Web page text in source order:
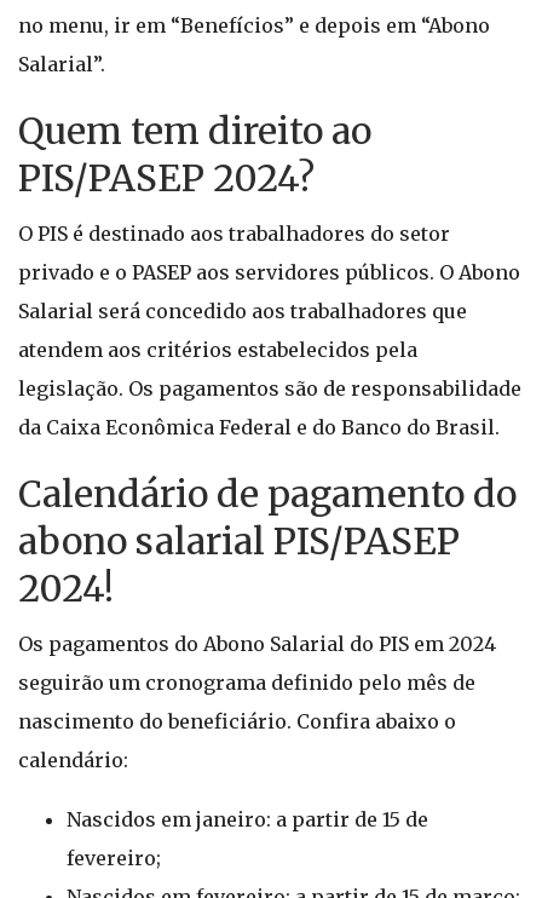
no menu, ir em “Benefícios” e depois em “Abono
Salarial”.
Quem tem direito ao
PIS/PASEP 2024?
O PIS é destinado aos trabalhadores do setor
privado e o PASEP aos servidores públicos. O Abono
Salarial será concedido aos trabalhadores que
atendem aos critérios estabelecidos pela
legislação. Os pagamentos são de responsabilidade
da Caixa Econômica Federal e do Banco do Brasil.
Calendário de pagamento do
abono salarial PIS/PASEP
2024!
Os pagamentos do Abono Salarial do PIS em 2024
seguirão um cronograma definido pelo mês de
nascimento do beneficiário. Confira abaixo o
calendário:
Nascidos em janeiro: a partir de 15 de
fevereiro;